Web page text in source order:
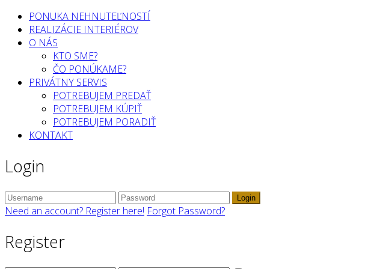
PONUKA NEHNUTEĽNOSTÍ
REALIZÁCIE INTERIÉROV
O NÁS
KTO SME?
ČO PONÚKAME?
PRIVÁTNY SERVIS
POTREBUJEM PREDAŤ
POTREBUJEM KÚPIŤ
POTREBUJEM PORADIŤ
KONTAKT
Login
Login
Need an account? Register here! Forgot Password?
Register